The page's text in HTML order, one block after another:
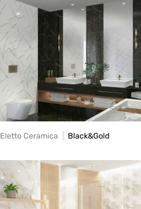
Eletto Ceramica Black&Gold